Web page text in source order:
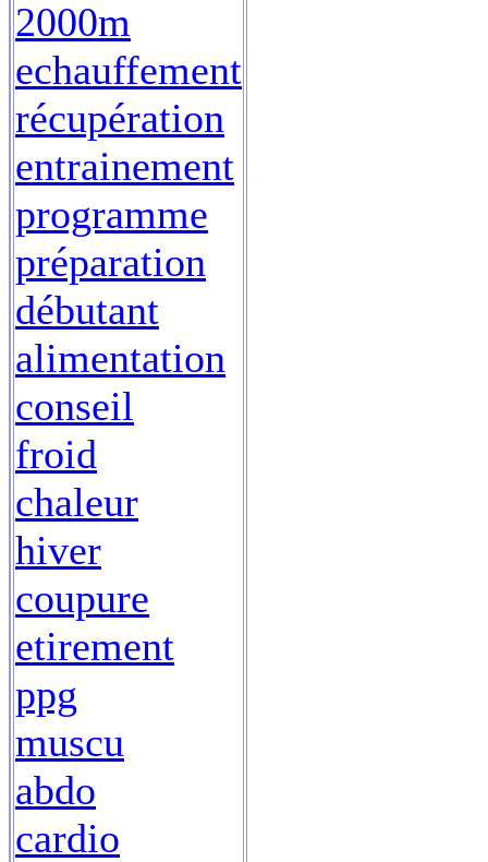
2000m
echauffement
récupération
entrainement
programme
préparation
débutant
alimentation
conseil
froid
chaleur
hiver
coupure
etirement
ppg
muscu
abdo
cardio